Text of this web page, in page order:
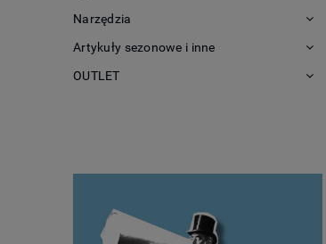
Narzędzia
Artykuły sezonowe i inne
OUTLET